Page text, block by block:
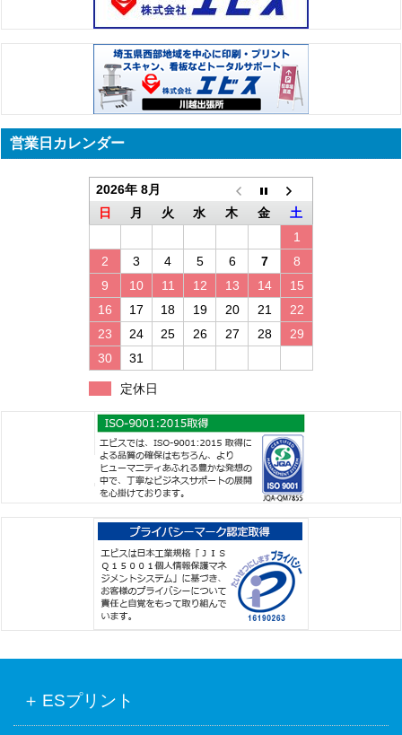
営業日カレンダー
2026年 8月
日
月 火 水 木 金
土
1
2
3 4 5 6 7
8
9
10 11 12 13 14
15
16
17 18 19 20 21
22
23
24 25 26 27 28
29
30
31
定休日
ESプリント